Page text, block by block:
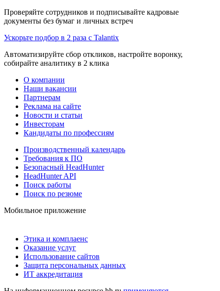
Проверяйте сотрудников и подписывайте кадровые
документы без бумаг и личных встреч
Ускорьте подбор в 2 раза с Talantix
Автоматизируйте сбор откликов, настройте воронку,
собирайте аналитику в 2 клика
О компании
Наши вакансии
Партнерам
Реклама на сайте
Новости и статьи
Инвесторам
Кандидаты по профессиям
Производственный календарь
Требования к ПО
Безопасный HeadHunter
HeadHunter API
Поиск работы
Поиск по резюме
Мобильное приложение
Этика и комплаенс
Оказание услуг
Использование сайтов
Защита персональных данных
ИТ аккредитация